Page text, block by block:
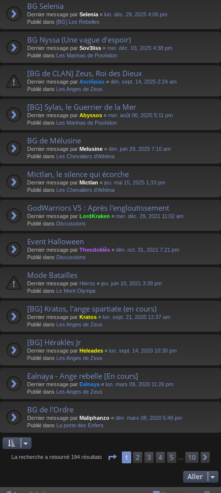
BG Selenia
Dernier message par Selenia « lun. déc. 29, 2025 4:06 pm
Publié dans [BG] Les Rebelles
BG Nyssa (Une vague d'espoir)
Dernier message par Sov3liss « mer. déc. 03, 2025 4:38 pm
Publié dans Les Marinas de Poséidon
[BG de CLAN] Zeus, Roi des Dieux
Dernier message par Asclépias « dim. sept. 14, 2025 2:24 am
Publié dans Les Anges de Zeus
[BG] Sylas, le Guerrier de la Mer
Dernier message par Abyssos « mer. août 06, 2025 5:11 pm
Publié dans Les Marinas de Poséidon
BG de Mélusine
Dernier message par Melusine « dim. juin 29, 2025 7:10 am
Publié dans Les Chevaliers d'Athéna
Mictlan, le silence qui écorche
Dernier message par Mictlan « jeu. mai 15, 2025 1:33 pm
Publié dans Les Chevaliers d'Athéna
GodWarriors V5 : Après l'engloutissement
Dernier message par LordKraken « mer. déc. 29, 2021 11:02 am
Publié dans Discussions
Event Halloween
Dernier message par Theodoklès « dim. oct. 31, 2021 7:21 pm
Publié dans Discussions
Mode Batailles
Dernier message par Hieros « jeu. juin 10, 2021 3:39 pm
Publié dans Le Mont Olympe
[BG] Kratos, l'ange spartiate (en cours)
Dernier message par Kratos « lun. sept. 21, 2020 12:37 am
Publié dans Les Anges de Zeus
[BG] Héraklès Jr
Dernier message par Heleades « lun. sept. 14, 2020 10:30 pm
Publié dans Les Anges de Zeus
Ealnaya - Ange rebelle [En cours]
Dernier message par Ealnaya « lun. mars 09, 2020 11:26 pm
Publié dans Les Anges de Zeus
BG de l'Ordre
Dernier message par Maliphanzo « dim. mars 08, 2020 5:48 pm
Publié dans La porte des Enfers
La recherche a retourné 194 résultats Page 1sur 10
1 2 3 4 5 10
Aller